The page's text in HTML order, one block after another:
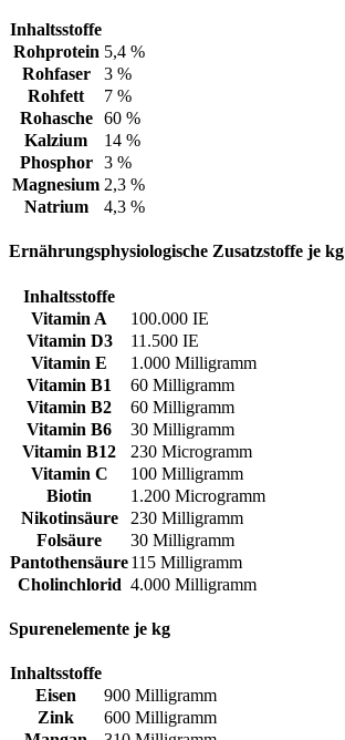
Inhaltsstoffe
Rohprotein 5,4 %
Rohfaser
3 %
Rohfett
7 %
Rohasche
60 %
Kalzium
14 %
Phosphor
3 %
Magnesium 2,3 %
Natrium
4,3 %
Ernährungsphysiologische Zusatzstoffe je kg
Inhaltsstoffe
Vitamin A
100.000 IE
Vitamin D3
11.500 IE
Vitamin E
1.000 Milligramm
Vitamin B1
60 Milligramm
Vitamin B2
60 Milligramm
Vitamin B6
30 Milligramm
Vitamin B12
230 Microgramm
Vitamin C
100 Milligramm
Biotin
1.200 Microgramm
Nikotinsäure
230 Milligramm
Folsäure
30 Milligramm
Pantothensäure115 Milligramm
Cholinchlorid 4.000 Milligramm
Spurenelemente je kg
Inhaltsstoffe
Eisen
900 Milligramm
Zink
600 Milligramm